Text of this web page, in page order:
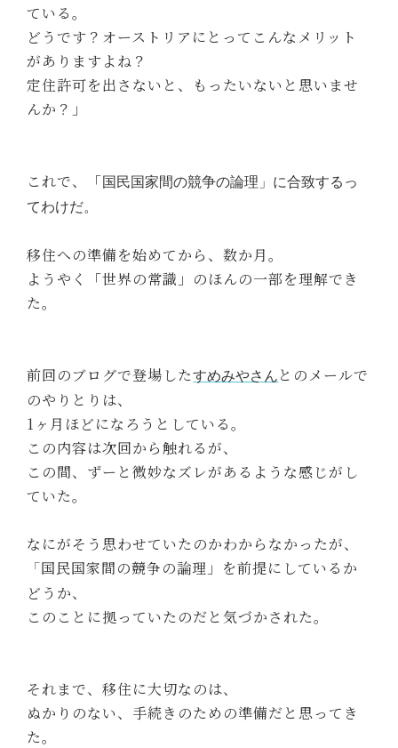
ている。
どうです？オーストリアにとってこんなメリット
がありますよね？
定住許可を出さないと、もったいないと思いませ
んか？」
これで、「国民国家間の競争の論理」に合致するっ
てわけだ。
移住への準備を始めてから、数か月。
ようやく「世界の常識」のほんの一部を理解でき
た。
前回のブログで登場したすめみやさん とのメールで
のやりとりは、
1ヶ月ほどになろうとしている。
この内容は次回から触れるが、
この間、ずーと微妙なズレがあるような感じがし
ていた。
なにがそう思わせていたのかわからなかったが、
「国民国家間の競争の論理」を前提にしているか
どうか、
このことに拠っていたのだと気づかされた。
それまで、移住に大切なのは、
ぬかりのない、手続きのための準備だと思ってき
た。